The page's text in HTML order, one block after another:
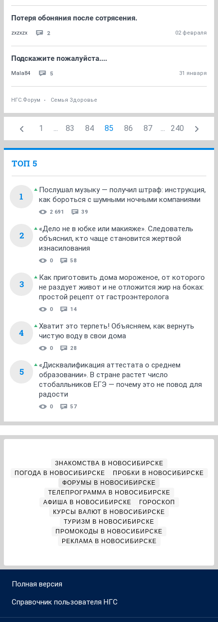
Потеря обоняния после сотрясения.
zxzxzx 2 02 февраля
Подскажите пожалуйста....
Mala84 5 31 января
НГС.Форум Семья Здоровье
1 ... 83 84 85 86 87 ... 240
ТОП 5
1
Послушал музыку — получил штраф: инструкция,
как бороться с шумными ночными компаниями
2 691 39
2
«Дело не в юбке или макияже». Следователь
объяснил, кто чаще становится жертвой
изнасилования
0 58
3
Как приготовить дома мороженое, от которого
не раздует живот и не отложится жир на боках:
простой рецепт от гастроэнтеролога
0 14
4
Хватит это терпеть! Объясняем, как вернуть
чистую воду в свои дома
0 28
5
«Дисквалификация аттестата о среднем
образовании». В стране растет число
стобалльников ЕГЭ — почему это не повод для
радости
0 57
ЗНАКОМСТВА В НОВОСИБИРСКЕ
ПОГОДА В НОВОСИБИРСКЕ
ПРОБКИ В НОВОСИБИРСКЕ
ФОРУМЫ В НОВОСИБИРСКЕ
ТЕЛЕПРОГРАММА В НОВОСИБИРСКЕ
АФИША В НОВОСИБИРСКЕ
ГОРОСКОП
КУРСЫ ВАЛЮТ В НОВОСИБИРСКЕ
ТУРИЗМ В НОВОСИБИРСКЕ
ПРОМОКОДЫ В НОВОСИБИРСКЕ
РЕКЛАМА В НОВОСИБИРСКЕ
Полная версия
Справочник пользователя НГС